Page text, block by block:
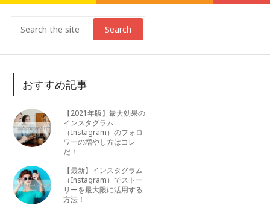
Search
おすすめ記事
【2021年版】最大効果の
インスタグラム
（Instagram）のフォロ
ワーの増やし方はコレ
だ！
【最新】インスタグラム
（Instagram）でストー
リーを最大限に活用する
方法！